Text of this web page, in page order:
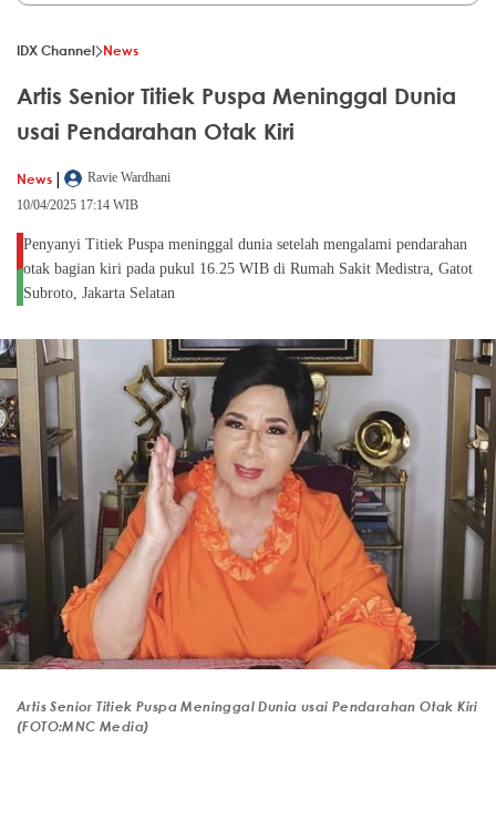
IDX Channel News
Artis Senior Titiek Puspa Meninggal Dunia
usai Pendarahan Otak Kiri
News |
Ravie Wardhani
10/04/2025 17:14 WIB
Penyanyi Titiek Puspa meninggal dunia setelah mengalami pendarahan
otak bagian kiri pada pukul 16.25 WIB di Rumah Sakit Medistra, Gatot
Subroto, Jakarta Selatan
Artis Senior Titiek Puspa Meninggal Dunia usai Pendarahan Otak Kiri
(FOTO:MNC Media)